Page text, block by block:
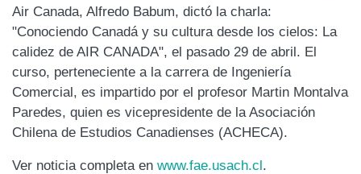
Air Canada, Alfredo Babum, dictó la charla:
"Conociendo Canadá y su cultura desde los cielos: La
calidez de AIR CANADA", el pasado 29 de abril. El
curso, perteneciente a la carrera de Ingeniería
Comercial, es impartido por el profesor Martin Montalva
Paredes, quien es vicepresidente de la Asociación
Chilena de Estudios Canadienses (ACHECA).
Ver noticia completa en www.fae.usach.cl.